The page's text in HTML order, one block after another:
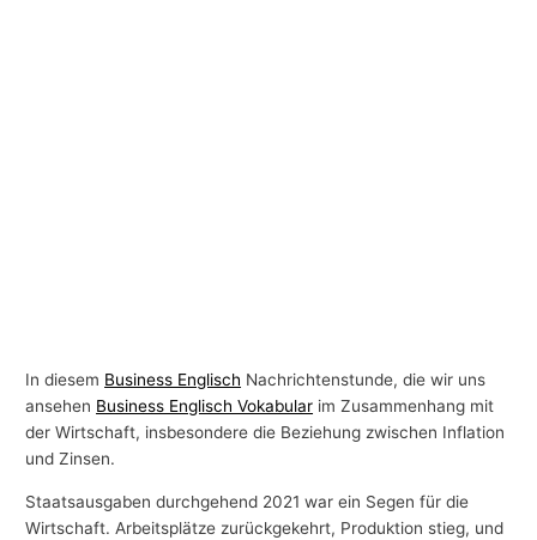
In diesem Business Englisch Nachrichtenstunde, die wir uns
ansehen Business Englisch Vokabular im Zusammenhang mit
der Wirtschaft, insbesondere die Beziehung zwischen Inflation
und Zinsen.
Staatsausgaben durchgehend 2021 war ein Segen für die
Wirtschaft. Arbeitsplätze zurückgekehrt, Produktion stieg, und